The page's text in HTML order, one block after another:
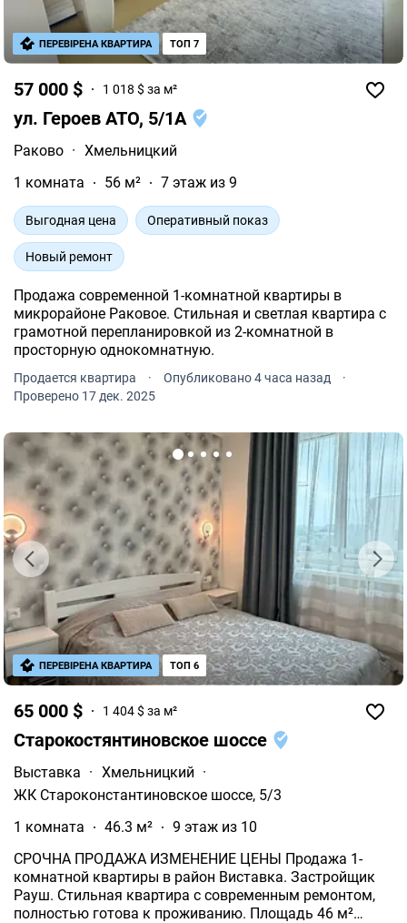
57 000 $ 1 018 $ за м²
ул. Героев АТО, 5/1А
Раково · Хмельницкий
1 комната
56 м² 7 этаж из 9
Выгодная цена Оперативный показ
Новый ремонт
Продажа современной 1-комнатной квартиры в
микрорайоне Раковое. Стильная и светлая квартира с
грамотной перепланировкой из 2-комнатной в
просторную однокомнатную.
Продается квартира · Опубликовано 4 часа назад
·
Проверено 17 дек. 2025
ПЕРЕВІРЕНА КВАРТИРА ТОП 7
65 000 $ 1 404 $ за м²
Старокостянтиновское шоссе
Выставка · Хмельницкий ·
ЖК Староконстантиновское шоссе, 5/3
1 комната
46.3 м²
9 этаж из 10
СРОЧНА ПРОДАЖА ИЗМЕНЕНИЕ ЦЕНЫ Продажа 1-
комнатной квартиры в район Виставка. Застройщик
Рауш. Стильная квартира с современным ремонтом,
полностью готова к проживанию. Площадь 46 м²
ПЕРЕВІРЕНА КВАРТИРА ТОП 6